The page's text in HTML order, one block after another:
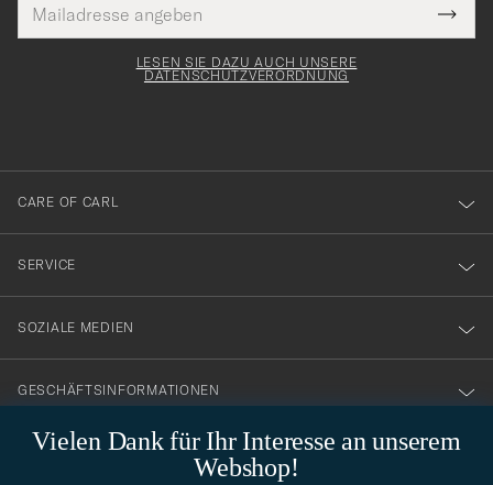
Vielen Dank für Ihr Interesse an unserem
Webshop!
Mail
Adresse
Tack
för
dig
till
vårt
nyhetsbrev!
LESEN SIE DAZU AUCH UNSERE
DATENSCHUTZVERORDNUNG
CARE OF CARL
SERVICE
SOZIALE MEDIEN
GESCHÄFTSINFORMATIONEN